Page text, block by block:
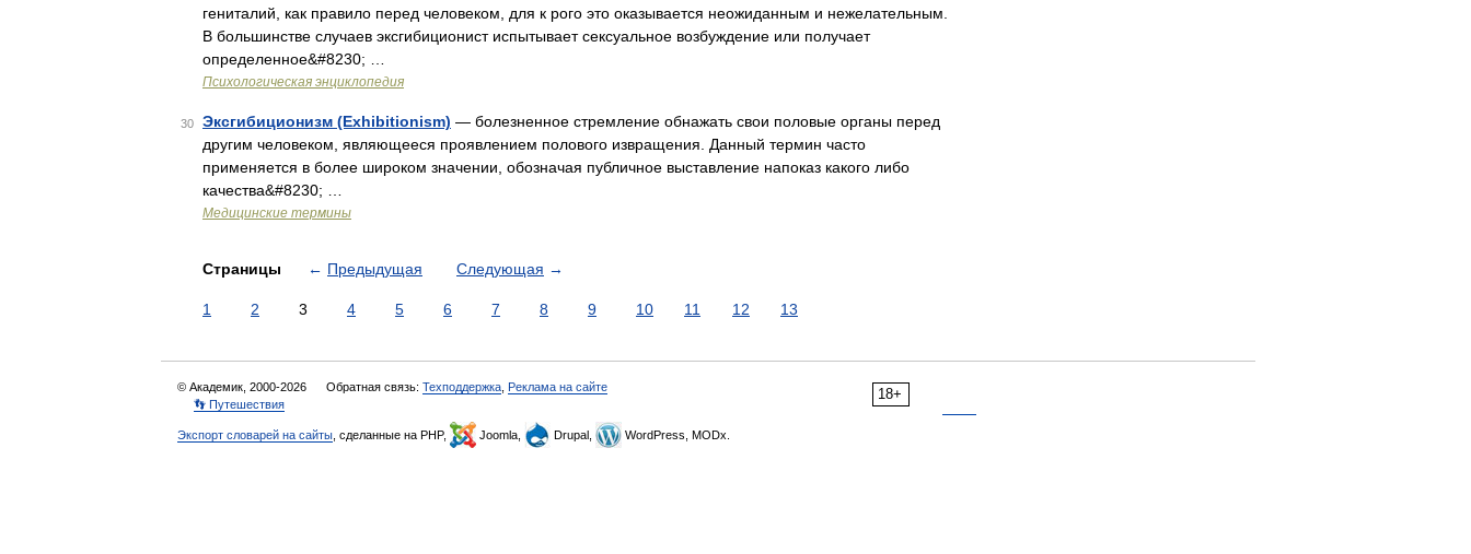
гениталий, как правило перед человеком, для к рого это оказывается неожиданным и нежелательным.
В большинстве случаев эксгибиционист испытывает сексуальное возбуждение или получает
определенное&#8230; …
Психологическая энциклопедия
30 Эксгибиционизм (Exhibitionism) — болезненное стремление обнажать свои половые органы перед
другим человеком, являющееся проявлением полового извращения. Данный термин часто
применяется в более широком значении, обозначая публичное выставление напоказ какого либо
качества&#8230; …
Медицинские термины
Страницы ← Предыдущая Следующая →
1 2 3 4 5 6 7 8 9 10 11 12 13
18+
© Академик, 2000-2026 Обратная связь: Техподдержка Реклама на сайте
👣 Путешествия
Экспорт словарей на сайты , сделанные на PHP, Joomla, Drupal, WordPress, MODx.